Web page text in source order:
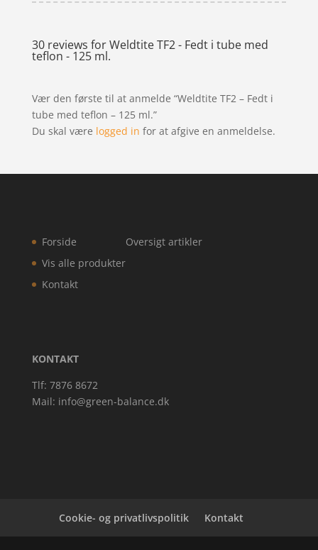
30 reviews forWeldtite TF2 - Fedt i tube med
teflon - 125 ml.
Vær den første til at anmelde “Weldtite TF2 – Fedt i
tube med teflon – 125 ml.”
Du skal være logged in for at afgive en anmeldelse.
Forside
Vis alle produkter
Kontakt
Oversigt artikler
KONTAKT
Tlf: 7876 8672
Mail: info@green-balance.dk
Cookie- og privatlivspolitik Kontakt